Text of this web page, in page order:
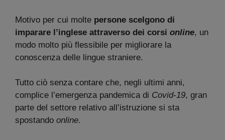
Motivo per cui molte persone scelgono di
imparare l’inglese attraverso dei corsi online, un
modo molto più flessibile per migliorare la
conoscenza delle lingue straniere.
Tutto ciò senza contare che, negli ultimi anni,
complice l’emergenza pandemica di Covid-19, gran
parte del settore relativo all’istruzione si sta
spostando online.